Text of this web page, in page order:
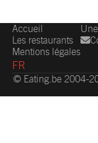
Accueil
Les restaurants
Mentions légales
FR
© Eating.be 2004-